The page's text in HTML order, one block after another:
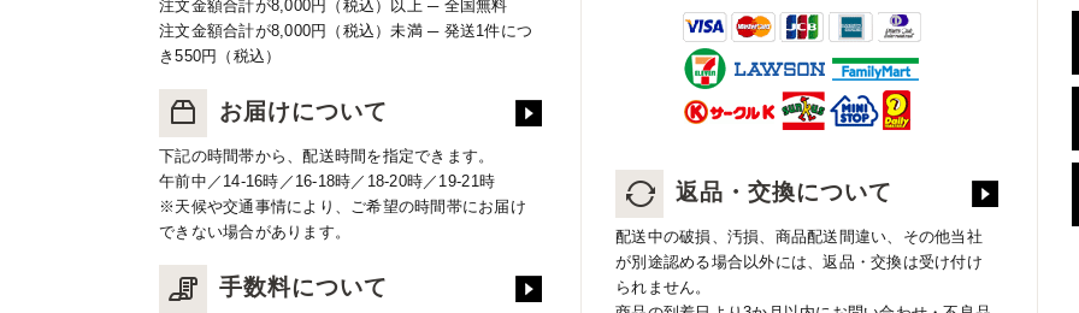
注文金額合計が8,000円（税込）以上 ─ 全国無料
注文金額合計が8,000円（税込）未満 ─ 発送1件につ
き550円（税込）
お届けについて
下記の時間帯から、配送時間を指定できます。
午前中／14-16時／16-18時／18-20時／19-21時
※天候や交通事情により、ご希望の時間帯にお届け
できない場合があります。
手数料について
返品・交換について
配送中の破損、汚損、商品配送間違い、その他当社
が別途認める場合以外には、返品・交換は受け付け
られません。